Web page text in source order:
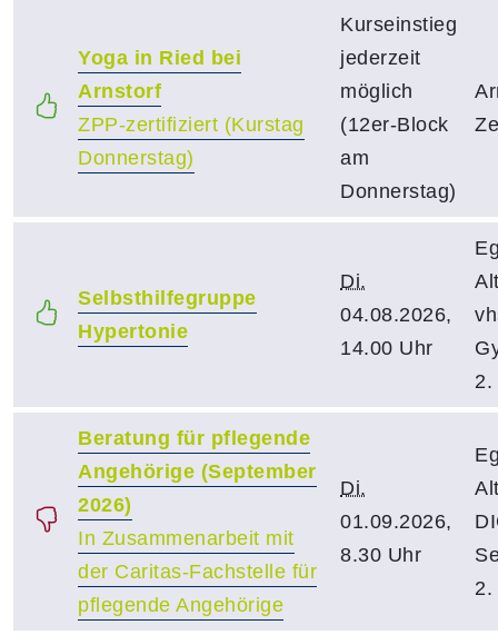
Yoga in Ried bei
Arnstorf
ZPP-zertifiziert (Kurstag
Donnerstag)
Kurseinstieg
jederzeit
möglich
(12er-Block
am
Donnerstag)
Selbsthilfegruppe
Hypertonie
Di.
04.08.2026,
14.00 Uhr
2.
Beratung für pflegende
Angehörige (September
2026)
In Zusammenarbeit mit
der Caritas-Fachstelle für
pflegende Angehörige
Di.
01.09.2026,
8.30 Uhr
2.